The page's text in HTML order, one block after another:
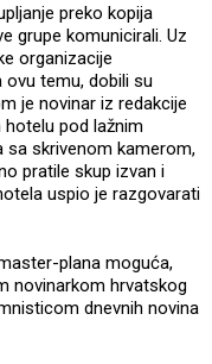
preko kopija
grupe komunicirali. Uz
organizacije
ovu temu, dobili su
je novinar iz redakcije
pod lažnim
sa skrivenom kamerom,
pratile skup izvan i
uspio je razgovarati
plana moguća,
novinarkom hrvatskog
dnevnih novina